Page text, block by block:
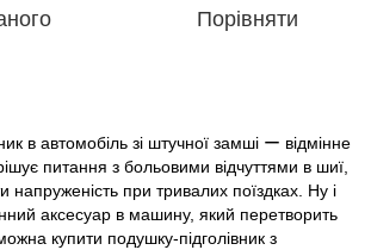
Порівняти
в автомобіль зі штучної замші ー відмінне
питання з больовими відчуттями в шиї,
напруженість при тривалих поїздках. Ну і
аксесуар в машину, який перетворить
купити подушку-підголівник з